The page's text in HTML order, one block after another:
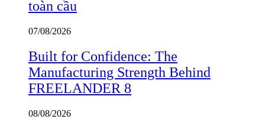
toàn cầu
07/08/2026
Built for Confidence: The
Manufacturing Strength Behind
FREELANDER 8
08/08/2026